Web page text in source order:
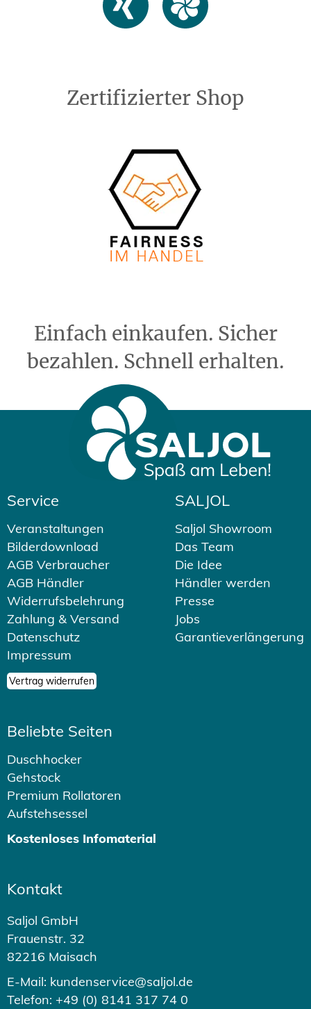
Zertifizierter Shop
Einfach einkaufen. Sicher
bezahlen. Schnell erhalten.
Service
Veranstaltungen
Bilderdownload
AGB Verbraucher
AGB Händler
Widerrufsbelehrung
Zahlung & Versand
Datenschutz
Impressum
Vertrag widerrufen
SALJOL
Saljol Showroom
Das Team
Die Idee
Händler werden
Presse
Jobs
Garantieverlängerung
Beliebte Seiten
Duschhocker
Gehstock
Premium Rollatoren
Aufstehsessel
Kostenloses Infomaterial
Kontakt
Saljol GmbH
Frauenstr. 32
82216 Maisach
E-Mail: kundenservice@saljol.de
Telefon: +49 (0) 8141 317 74 0